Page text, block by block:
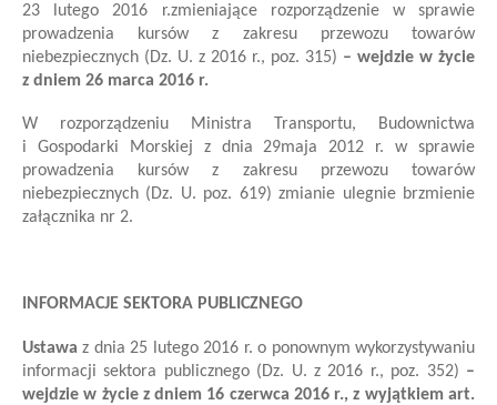
23 lutego 2016 r.zmieniające rozporządzenie w sprawie
prowadzenia kursów z zakresu przewozu towarów
niebezpiecznych (Dz. U. z 2016 r., poz. 315) – wejdzie w życie
z dniem 26 marca 2016 r.
W rozporządzeniu Ministra Transportu, Budownictwa
i Gospodarki Morskiej z dnia 29maja 2012 r. w sprawie
prowadzenia kursów z zakresu przewozu towarów
niebezpiecznych (Dz. U. poz. 619)zmianie ulegnie brzmienie
załącznika nr 2.
INFORMACJE SEKTORA PUBLICZNEGO
Ustawaz dnia 25 lutego 2016 r. o ponownym wykorzystywaniu
informacji sektora publicznego (Dz. U. z 2016 r., poz. 352) –
wejdzie w życie z dniem 16 czerwca 2016 r., z wyjątkiem art.